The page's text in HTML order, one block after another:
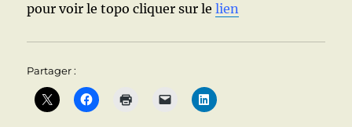
pour voir le topo cliquer sur lelien
Partager :